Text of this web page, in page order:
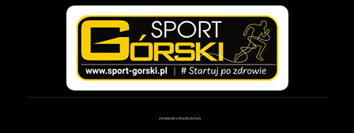
SPONSOR STRATEGICZNY